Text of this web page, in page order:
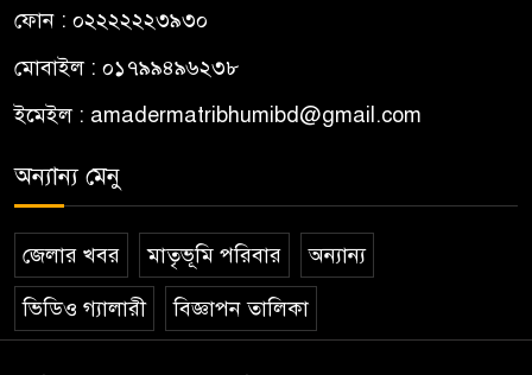
ফোন : ০২২২২২২৩৯৩০
মোবাইল : ০১৭৯৯৪৯৬২৩৮
ইমেইল : amadermatribhumibd@gmail.com
অন্যান্য মেনু
জেলার খবর মাতৃভূমি পরিবার অন্যান্য
ভিডিও গ্যালারী বিজ্ঞাপন তালিকা